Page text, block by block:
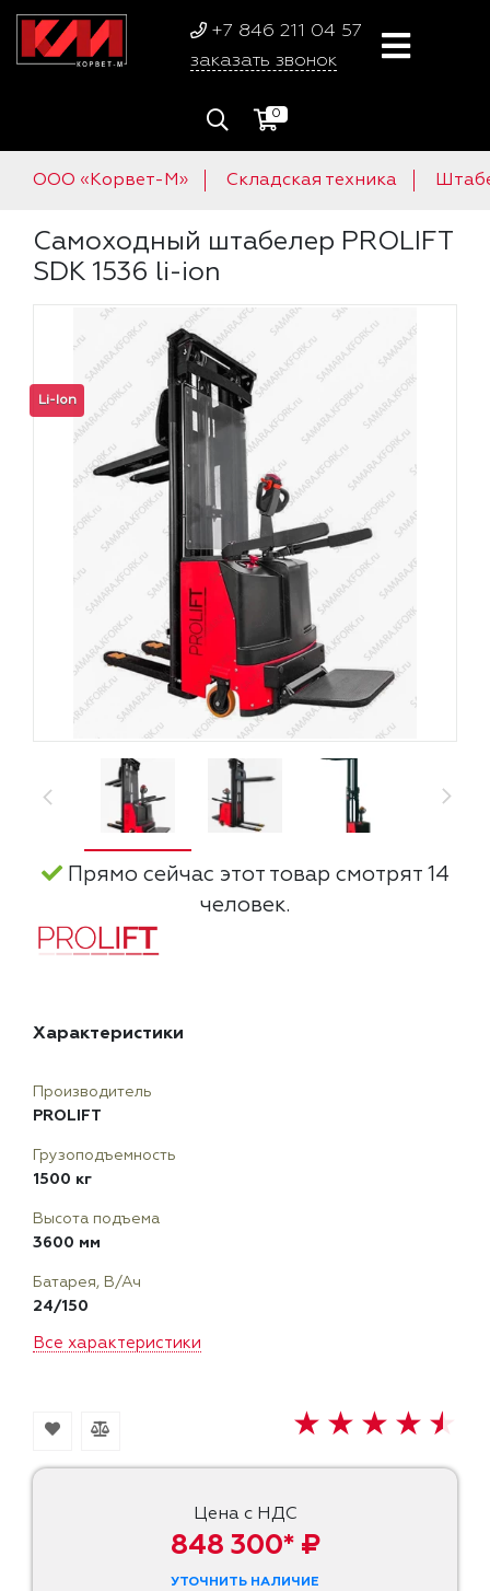
+7 846 211 04 57
заказать звонок
0
ООО «Корвет-М» Складская техника
Самоходный штабелер PROLIFT
SDK 1536 li-ion
Цена с НДС
848 300* ₽
УТОЧНИТЬ НАЛИЧИЕ
Li-Ion
Прямо сейчас этот товар смотрят 14
человек.
Характеристики
Все характеристики
Производитель
PROLIFT
Грузоподъемность
1500 кг
Высота подъема
3600 мм
Батарея, В/Ач
24/150